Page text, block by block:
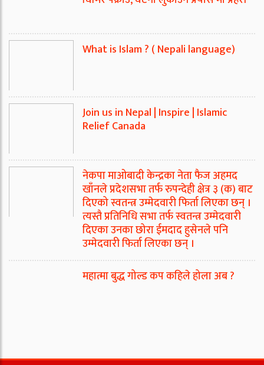
What is Islam ? ( Nepali language)
Join us in Nepal | Inspire | Islamic
Relief Canada
नेकपा माओबादी केन्द्रका नेता फैज अहमद
खाँनले प्रदेशसभा तर्फ रुपन्देही क्षेत्र ३ (क) बाट
दिएको स्वतन्त्र उम्मेदवारी फिर्ता लिएका छन् ।
त्यस्तै प्रतिनिधि सभा तर्फ स्वतन्त्र उम्मेदवारी
दिएका उनका छोरा ईमदाद हुसेनले पनि
उम्मेदवारी फिर्ता लिएका छन् ।
महात्मा बुद्ध गोल्ड कप कहिले होला अब ?